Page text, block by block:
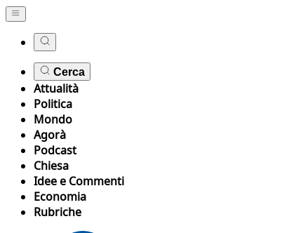
Cerca
Attualità
Politica
Mondo
Agorà
Podcast
Chiesa
Idee e Commenti
Economia
Rubriche